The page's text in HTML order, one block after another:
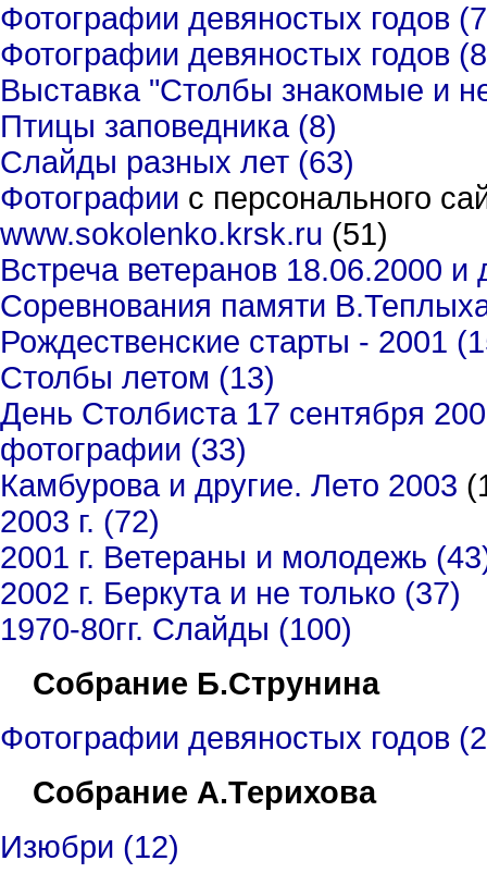
Фотографии девяностых годов
Фотографии девяностых годов
Выставка "Столбы знакомые и
Птицы заповедника (8)
Слайды разных лет (63)
Фотографии с персонального
www.sokolenko.krsk.ru (51)
Встреча ветеранов 18.06.2000
Соревнования памяти
Рождественские старты - 2001
Столбы летом (13)
День Столбиста 17 сентября
фотографии (33)
Камбурова и другие. Лето 2003
2003 г. (72)
2001 г. Ветераны и молодежь
2002 г. Беркута и не только (37)
1970-80гг. Слайды (100)
Собрание Б.Струнина
Фотографии девяностых годов
Собрание А.Терихова
Изюбри (12)